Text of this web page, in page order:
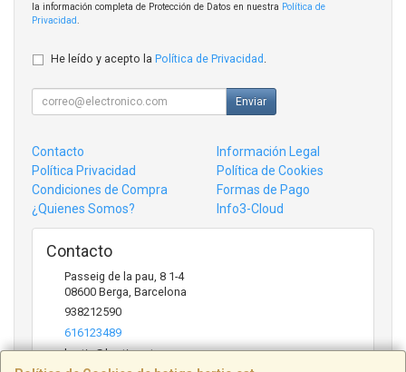
la información completa de Protección de Datos en nuestra Política de
Privacidad
He leído y acepto la Política de Privacidad
Enviar
Contacto
Información Legal
Política Privacidad
Política de Cookies
Condiciones de Compra
Formas de Pago
¿Quienes Somos?
Info3-Cloud
Contacto
Passeig de la pau, 8 1-4
08600 Berga Barcelona
938212590
616123489
bertic@bertic.cat